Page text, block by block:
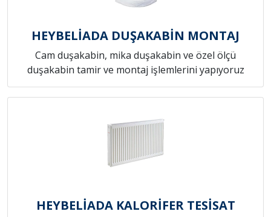
HEYBELİADA DUŞAKABİN MONTAJ
Cam duşakabin, mika duşakabin ve özel ölçü
duşakabin tamir ve montaj işlemlerini yapıyoruz
HEYBELİADA KALORİFER TESİSAT